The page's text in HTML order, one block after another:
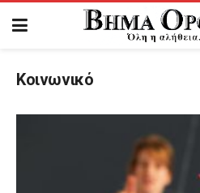
Κοινωνικό